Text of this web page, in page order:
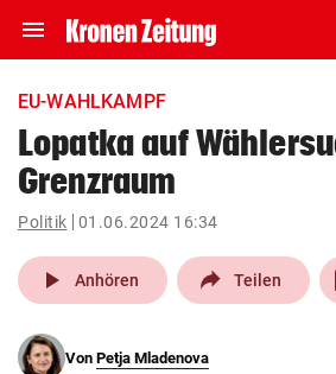
menu Navigation
ein-/ausklappen
account_circle Anmelden
pin_drop
Wien
EU-WAHLKAMPF
Lopatka auf
Grenzraum
Politik 01.06.2024 16:34
play_arrow Anhören Teilen
Von Petja Mladenova